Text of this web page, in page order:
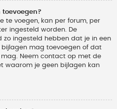
te voegen, kan per forum, per
ingesteld worden. De
zo ingesteld hebben dat je in een
mag toevoegen of dat
Neem contact op met de
waarom je geen bijlagen kan